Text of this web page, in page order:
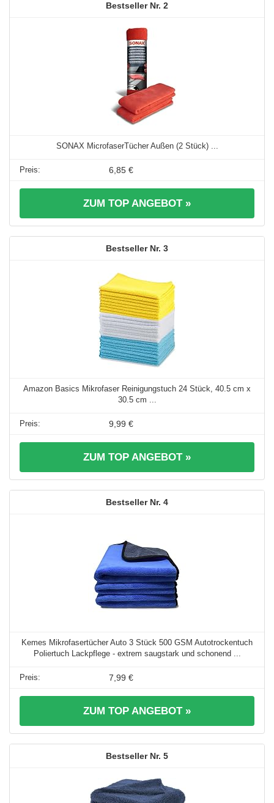
2
SONAX MicrofaserTücher Außen (2 Stück) ...
6,85 €
ZUM TOP ANGEBOT »
3
Amazon Basics Mikrofaser Reinigungstuch 24 Stück, 40.5 cm x
30.5 cm ...
9,99 €
ZUM TOP ANGEBOT »
4
Kemes Mikrofasertücher Auto 3 Stück 500 GSM Autotrockentuch
Poliertuch Lackpflege - extrem saugstark und schonend ...
7,99 €
ZUM TOP ANGEBOT »
5